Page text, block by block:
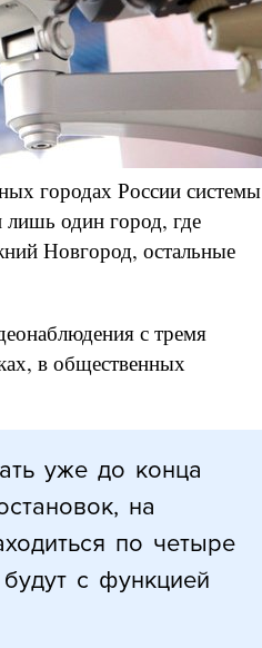
городах России системы
один город, где
Новгород, остальные
с тремя
в общественных
уже до конца
на
по четыре
c функцией